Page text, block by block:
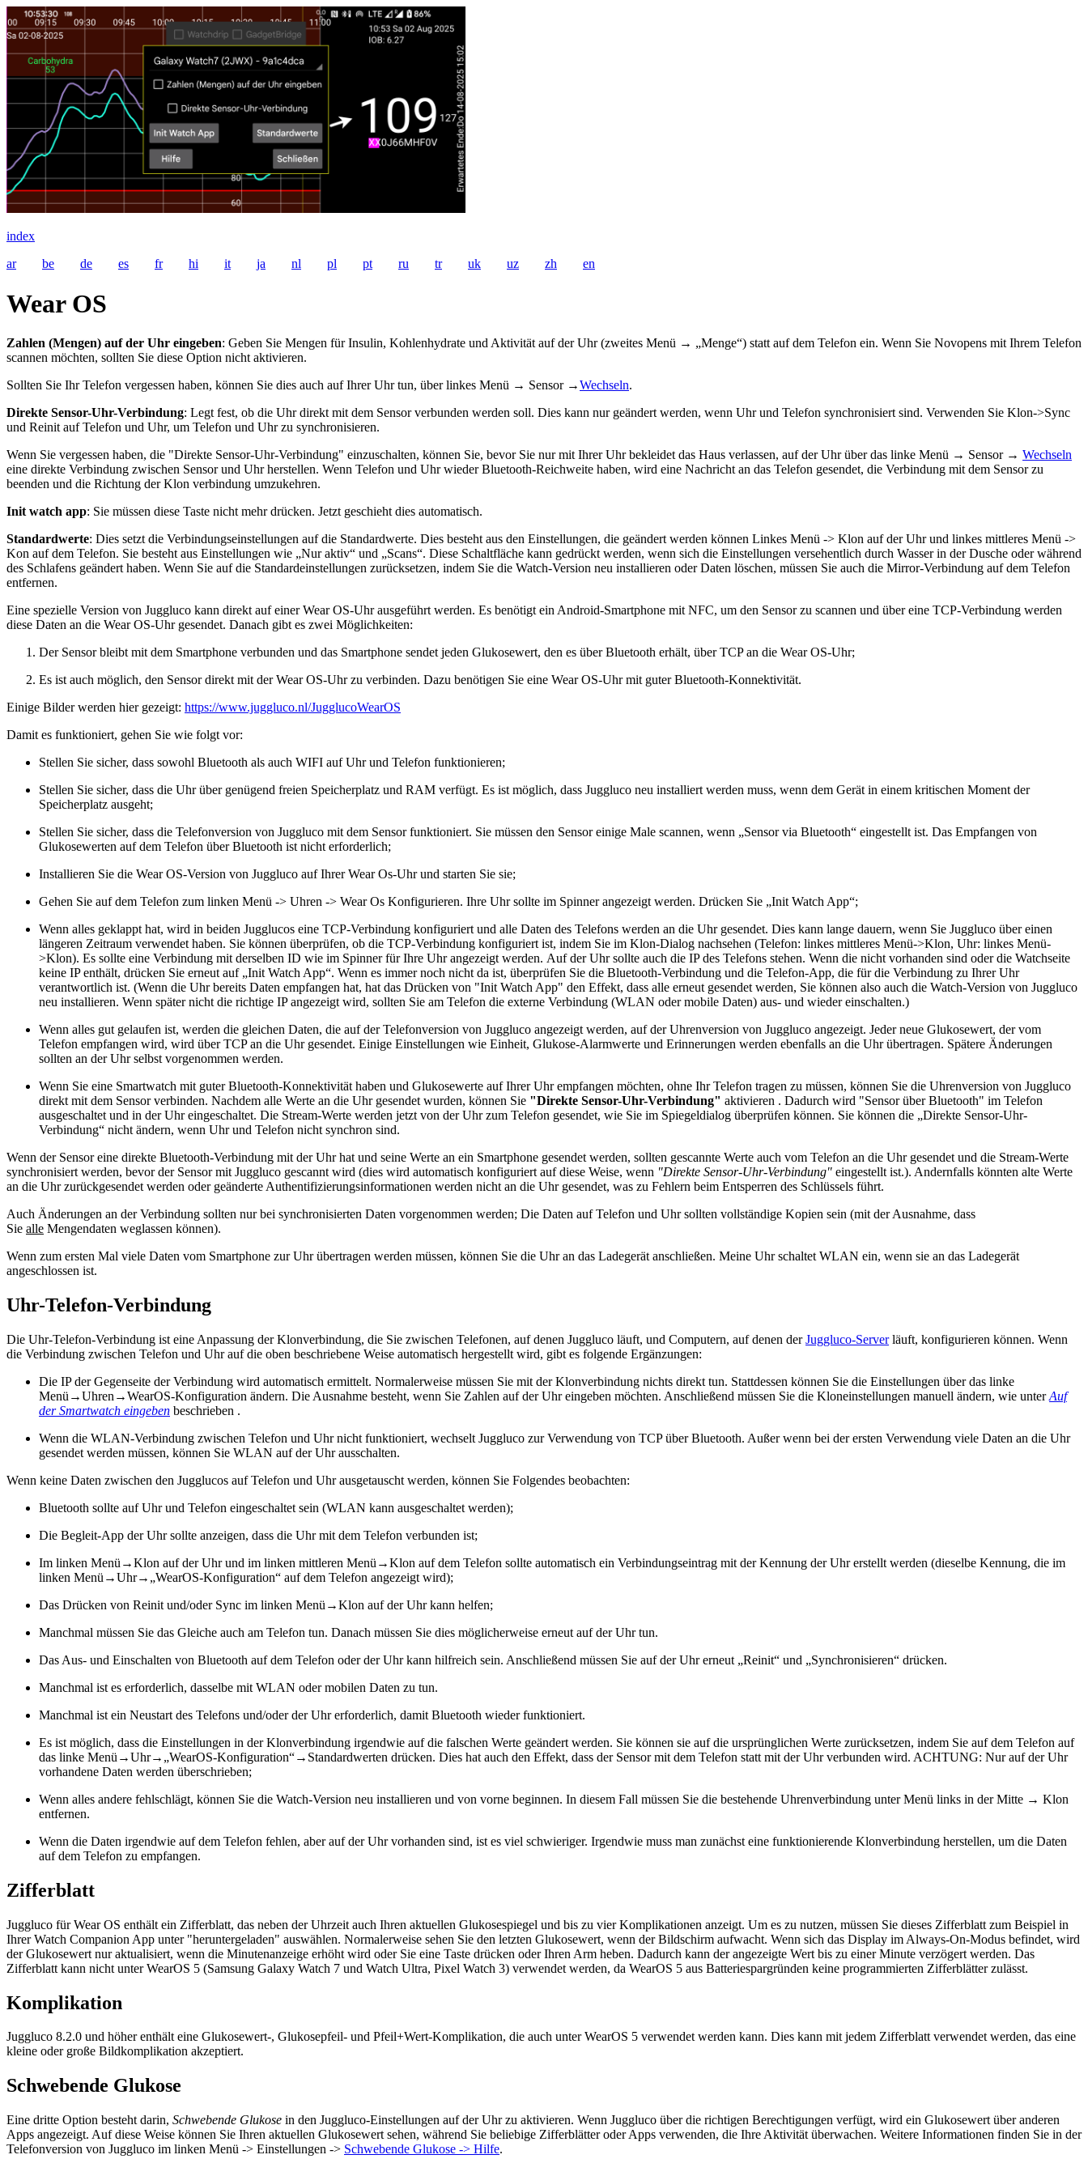
index
ar
be de es fr hi it ja nl pl pt ru tr uk uz zh en
Wear OS
Zahlen (Mengen) auf der Uhr eingeben: Geben Sie Mengen für Insulin, Kohlenhydrate und Aktivität auf der Uhr (zweites Menü → „Menge“) statt auf dem Telefon ein. Wenn Sie Novopens mit Ihrem Telefon
scannen möchten, sollten Sie diese Option nicht aktivieren.
Sollten Sie Ihr Telefon vergessen haben, können Sie dies auch auf Ihrer Uhr tun, über linkes Menü → Sensor →Wechseln.
Direkte Sensor-Uhr-Verbindung: Legt fest, ob die Uhr direkt mit dem Sensor verbunden werden soll. Dies kann nur geändert werden, wenn Uhr und Telefon synchronisiert sind. Verwenden Sie Klon->Sync
und Reinit auf Telefon und Uhr, um Telefon und Uhr zu synchronisieren.
Wenn Sie vergessen haben, die "Direkte Sensor-Uhr-Verbindung" einzuschalten, können Sie, bevor Sie nur mit Ihrer Uhr bekleidet das Haus verlassen, auf der Uhr über das linke Menü → Sensor → Wechseln
eine direkte Verbindung zwischen Sensor und Uhr herstellen. Wenn Telefon und Uhr wieder Bluetooth-Reichweite haben, wird eine Nachricht an das Telefon gesendet, die Verbindung mit dem Sensor zu
beenden und die Richtung der Klon verbindung umzukehren.
Init watch app: Sie müssen diese Taste nicht mehr drücken. Jetzt geschieht dies automatisch.
Standardwerte: Dies setzt die Verbindungseinstellungen auf die Standardwerte. Dies besteht aus den Einstellungen, die geändert werden können Linkes Menü -> Klon auf der Uhr und linkes mittleres Menü ->
Kon auf dem Telefon. Sie besteht aus Einstellungen wie „Nur aktiv“ und „Scans“. Diese Schaltfläche kann gedrückt werden, wenn sich die Einstellungen versehentlich durch Wasser in der Dusche oder während
des Schlafens geändert haben. Wenn Sie auf die Standardeinstellungen zurücksetzen, indem Sie die Watch-Version neu installieren oder Daten löschen, müssen Sie auch die Mirror-Verbindung auf dem Telefon
entfernen.
Eine spezielle Version von Juggluco kann direkt auf einer Wear OS-Uhr ausgeführt werden. Es benötigt ein Android-Smartphone mit NFC, um den Sensor zu scannen und über eine TCP-Verbindung werden
diese Daten an die Wear OS-Uhr gesendet. Danach gibt es zwei Möglichkeiten:
Der Sensor bleibt mit dem Smartphone verbunden und das Smartphone sendet jeden Glukosewert, den es über Bluetooth erhält, über TCP an die Wear OS-Uhr;
Es ist auch möglich, den Sensor direkt mit der Wear OS-Uhr zu verbinden. Dazu benötigen Sie eine Wear OS-Uhr mit guter Bluetooth-Konnektivität.
Einige Bilder werden hier gezeigt: https://www.juggluco.nl/JugglucoWearOS
Damit es funktioniert, gehen Sie wie folgt vor:
Stellen Sie sicher, dass sowohl Bluetooth als auch WIFI auf Uhr und Telefon funktionieren;
Stellen Sie sicher, dass die Uhr über genügend freien Speicherplatz und RAM verfügt. Es ist möglich, dass Juggluco neu installiert werden muss, wenn dem Gerät in einem kritischen Moment der
Speicherplatz ausgeht;
Stellen Sie sicher, dass die Telefonversion von Juggluco mit dem Sensor funktioniert. Sie müssen den Sensor einige Male scannen, wenn „Sensor via Bluetooth“ eingestellt ist. Das Empfangen von
Glukosewerten auf dem Telefon über Bluetooth ist nicht erforderlich;
Installieren Sie die Wear OS-Version von Juggluco auf Ihrer Wear Os-Uhr und starten Sie sie;
Gehen Sie auf dem Telefon zum linken Menü -> Uhren -> Wear Os Konfigurieren. Ihre Uhr sollte im Spinner angezeigt werden. Drücken Sie „Init Watch App“;
Wenn alles geklappt hat, wird in beiden Jugglucos eine TCP-Verbindung konfiguriert und alle Daten des Telefons werden an die Uhr gesendet. Dies kann lange dauern, wenn Sie Juggluco über einen
längeren Zeitraum verwendet haben. Sie können überprüfen, ob die TCP-Verbindung konfiguriert ist, indem Sie im Klon-Dialog nachsehen (Telefon: linkes mittleres Menü->Klon, Uhr: linkes Menü-
>Klon). Es sollte eine Verbindung mit derselben ID wie im Spinner für Ihre Uhr angezeigt werden. Auf der Uhr sollte auch die IP des Telefons stehen. Wenn die nicht vorhanden sind oder die Watchseite
keine IP enthält, drücken Sie erneut auf „Init Watch App“. Wenn es immer noch nicht da ist, überprüfen Sie die Bluetooth-Verbindung und die Telefon-App, die für die Verbindung zu Ihrer Uhr
verantwortlich ist. (Wenn die Uhr bereits Daten empfangen hat, hat das Drücken von "Init Watch App" den Effekt, dass alle erneut gesendet werden, Sie können also auch die Watch-Version von Juggluco
neu installieren. Wenn später nicht die richtige IP angezeigt wird, sollten Sie am Telefon die externe Verbindung (WLAN oder mobile Daten) aus- und wieder einschalten.)
Wenn alles gut gelaufen ist, werden die gleichen Daten, die auf der Telefonversion von Juggluco angezeigt werden, auf der Uhrenversion von Juggluco angezeigt. Jeder neue Glukosewert, der vom
Telefon empfangen wird, wird über TCP an die Uhr gesendet. Einige Einstellungen wie Einheit, Glukose-Alarmwerte und Erinnerungen werden ebenfalls an die Uhr übertragen. Spätere Änderungen
sollten an der Uhr selbst vorgenommen werden.
Wenn Sie eine Smartwatch mit guter Bluetooth-Konnektivität haben und Glukosewerte auf Ihrer Uhr empfangen möchten, ohne Ihr Telefon tragen zu müssen, können Sie die Uhrenversion von Juggluco
direkt mit dem Sensor verbinden. Nachdem alle Werte an die Uhr gesendet wurden, können Sie "Direkte Sensor-Uhr-Verbindung" aktivieren . Dadurch wird "Sensor über Bluetooth" im Telefon
ausgeschaltet und in der Uhr eingeschaltet. Die Stream-Werte werden jetzt von der Uhr zum Telefon gesendet, wie Sie im Spiegeldialog überprüfen können. Sie können die „Direkte Sensor-Uhr-
Verbindung“ nicht ändern, wenn Uhr und Telefon nicht synchron sind.
Wenn der Sensor eine direkte Bluetooth-Verbindung mit der Uhr hat und seine Werte an ein Smartphone gesendet werden, sollten gescannte Werte auch vom Telefon an die Uhr gesendet und die Stream-Werte
synchronisiert werden, bevor der Sensor mit Juggluco gescannt wird (dies wird automatisch konfiguriert auf diese Weise, wenn "Direkte Sensor-Uhr-Verbindung" eingestellt ist.). Andernfalls könnten alte Werte
an die Uhr zurückgesendet werden oder geänderte Authentifizierungsinformationen werden nicht an die Uhr gesendet, was zu Fehlern beim Entsperren des Schlüssels führt.
Auch Änderungen an der Verbindung sollten nur bei synchronisierten Daten vorgenommen werden; Die Daten auf Telefon und Uhr sollten vollständige Kopien sein (mit der Ausnahme, dass
Sie alle Mengendaten weglassen können).
Wenn zum ersten Mal viele Daten vom Smartphone zur Uhr übertragen werden müssen, können Sie die Uhr an das Ladegerät anschließen. Meine Uhr schaltet WLAN ein, wenn sie an das Ladegerät
angeschlossen ist.
Uhr-Telefon-Verbindung
Die Uhr-Telefon-Verbindung ist eine Anpassung der Klonverbindung, die Sie zwischen Telefonen, auf denen Juggluco läuft, und Computern, auf denen derJuggluco-Serverläuft, konfigurieren können. Wenn
die Verbindung zwischen Telefon und Uhr auf die oben beschriebene Weise automatisch hergestellt wird, gibt es folgende Ergänzungen:
Die IP der Gegenseite der Verbindung wird automatisch ermittelt. Normalerweise müssen Sie mit der Klonverbindung nichts direkt tun. Stattdessen können Sie die Einstellungen über das linke
Menü→Uhren→WearOS-Konfiguration ändern. Die Ausnahme besteht, wenn Sie Zahlen auf der Uhr eingeben möchten. Anschließend müssen Sie die Kloneinstellungen manuell ändern, wie unterAuf
der Smartwatch eingeben beschrieben .
Wenn die WLAN-Verbindung zwischen Telefon und Uhr nicht funktioniert, wechselt Juggluco zur Verwendung von TCP über Bluetooth. Außer wenn bei der ersten Verwendung viele Daten an die Uhr
gesendet werden müssen, können Sie WLAN auf der Uhr ausschalten.
Wenn keine Daten zwischen den Jugglucos auf Telefon und Uhr ausgetauscht werden, können Sie Folgendes beobachten:
Bluetooth sollte auf Uhr und Telefon eingeschaltet sein (WLAN kann ausgeschaltet werden);
Die Begleit-App der Uhr sollte anzeigen, dass die Uhr mit dem Telefon verbunden ist;
Im linken Menü→Klon auf der Uhr und im linken mittleren Menü→Klon auf dem Telefon sollte automatisch ein Verbindungseintrag mit der Kennung der Uhr erstellt werden (dieselbe Kennung, die im
linken Menü→Uhr→„WearOS-Konfiguration“ auf dem Telefon angezeigt wird);
Das Drücken von Reinit und/oder Sync im linken Menü→Klon auf der Uhr kann helfen;
Manchmal müssen Sie das Gleiche auch am Telefon tun. Danach müssen Sie dies möglicherweise erneut auf der Uhr tun.
Das Aus- und Einschalten von Bluetooth auf dem Telefon oder der Uhr kann hilfreich sein. Anschließend müssen Sie auf der Uhr erneut „Reinit“ und „Synchronisieren“ drücken.
Manchmal ist es erforderlich, dasselbe mit WLAN oder mobilen Daten zu tun.
Manchmal ist ein Neustart des Telefons und/oder der Uhr erforderlich, damit Bluetooth wieder funktioniert.
Es ist möglich, dass die Einstellungen in der Klonverbindung irgendwie auf die falschen Werte geändert werden. Sie können sie auf die ursprünglichen Werte zurücksetzen, indem Sie auf dem Telefon auf
das linke Menü→Uhr→„WearOS-Konfiguration“→Standardwerten drücken. Dies hat auch den Effekt, dass der Sensor mit dem Telefon statt mit der Uhr verbunden wird. ACHTUNG: Nur auf der Uhr
vorhandene Daten werden überschrieben;
Wenn alles andere fehlschlägt, können Sie die Watch-Version neu installieren und von vorne beginnen. In diesem Fall müssen Sie die bestehende Uhrenverbindung unter Menü links in der Mitte → Klon
entfernen.
Wenn die Daten irgendwie auf dem Telefon fehlen, aber auf der Uhr vorhanden sind, ist es viel schwieriger. Irgendwie muss man zunächst eine funktionierende Klonverbindung herstellen, um die Daten
auf dem Telefon zu empfangen.
Zifferblatt
Juggluco für Wear OS enthält ein Zifferblatt, das neben der Uhrzeit auch Ihren aktuellen Glukosespiegel und bis zu vier Komplikationen anzeigt. Um es zu nutzen, müssen Sie dieses Zifferblatt zum Beispiel in
Ihrer Watch Companion App unter "heruntergeladen" auswählen. Normalerweise sehen Sie den letzten Glukosewert, wenn der Bildschirm aufwacht. Wenn sich das Display im Always-On-Modus befindet, wird
der Glukosewert nur aktualisiert, wenn die Minutenanzeige erhöht wird oder Sie eine Taste drücken oder Ihren Arm heben. Dadurch kann der angezeigte Wert bis zu einer Minute verzögert werden. Das
Zifferblatt kann nicht unter WearOS 5 (Samsung Galaxy Watch 7 und Watch Ultra, Pixel Watch 3) verwendet werden, da WearOS 5 aus Batteriespargründen keine programmierten Zifferblätter zulässt.
Komplikation
Juggluco 8.2.0 und höher enthält eine Glukosewert-, Glukosepfeil- und Pfeil+Wert-Komplikation, die auch unter WearOS 5 verwendet werden kann. Dies kann mit jedem Zifferblatt verwendet werden, das eine
kleine oder große Bildkomplikation akzeptiert.
Schwebende Glukose
Eine dritte Option besteht darin, Schwebende Glukose in den Juggluco-Einstellungen auf der Uhr zu aktivieren. Wenn Juggluco über die richtigen Berechtigungen verfügt, wird ein Glukosewert über anderen
Apps angezeigt. Auf diese Weise können Sie Ihren aktuellen Glukosewert sehen, während Sie beliebige Zifferblätter oder Apps verwenden, die Ihre Aktivität überwachen. Weitere Informationen finden Sie in der
Telefonversion von Juggluco im linken Menü -> Einstellungen -> Schwebende Glukose -> Hilfe.